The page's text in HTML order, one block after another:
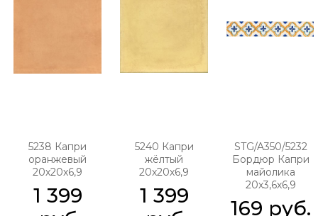
5238 Капри
оранжевый
20х20х6,9
1 399
5240 Капри
жёлтый
20х20х6,9
1 399
STG/A350/5232
Бордюр Капри
майолика
20х3,6х6,9
169 руб.